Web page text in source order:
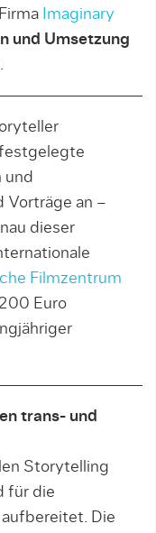
Imaginary
und Umsetzung
.
festgelegte
und
Vorträge an –
dieser
Filmzentrum
Euro
trans- und
Storytelling
für die
Die